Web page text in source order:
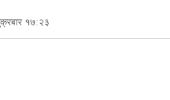
१७:२३